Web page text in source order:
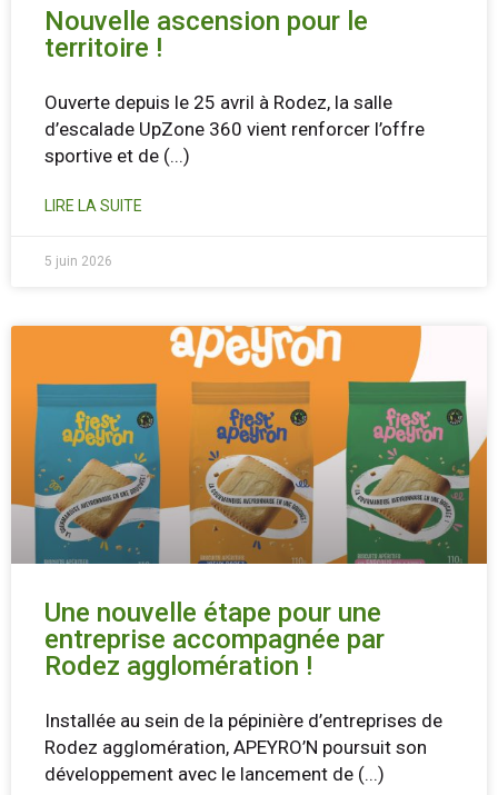
Nouvelle ascension pour le
territoire !
Ouverte depuis le 25 avril à Rodez, la salle
d’escalade UpZone 360 vient renforcer l’offre
sportive et de (...)
LIRE LA SUITE
5 juin 2026
Une nouvelle étape pour une
entreprise accompagnée par
Rodez agglomération !
Installée au sein de la pépinière d’entreprises de
Rodez agglomération, APEYRO’N poursuit son
développement avec le lancement de (...)